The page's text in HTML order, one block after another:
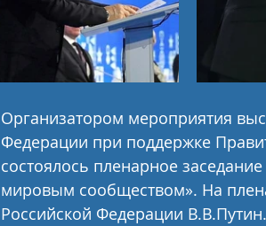
Организатором мероприятия
Федерации при поддержке
состоялось пленарное
мировым сообществом». На
Российской Федерации